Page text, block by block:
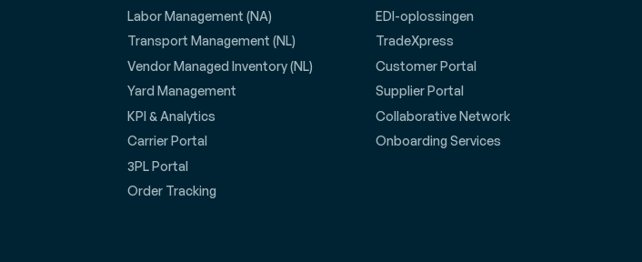
Labor Management (NA)
Transport Management (NL)
Vendor Managed Inventory (NL)
Yard Management
KPI & Analytics
Carrier Portal
3PL Portal
Order Tracking
EDI-oplossingen
TradeXpress
Customer Portal
Supplier Portal
Collaborative Network
Onboarding Services